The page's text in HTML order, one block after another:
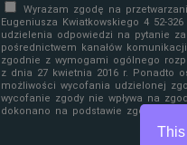
Wyrażam zgodę na
Eugeniusza Kwiatkowskiego 4 52-
udzielenia odpowiedzi na pytanie
pośrednictwem kanałów
zgodnie z wymogami ogólnego
z dnia 27 kwietnia 2016 r. Ponadto
możliwości wycofania udzielonej
wycofanie zgody nie wpływa na
dokonano na podstawie zgody